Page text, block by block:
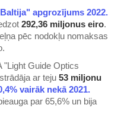
apgrozījums 2022.
292,36 miljonus eiro.
pēc nodokļu nomaksas
Guide Optics
ar teju 53 miljonu
vairāk nekā 2021.
par 65,6% un bija